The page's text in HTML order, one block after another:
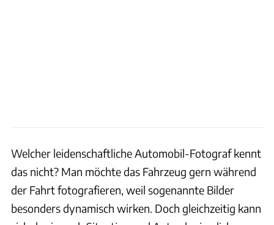
Welcher leidenschaftliche Automobil-Fotograf kennt
das nicht? Man möchte das Fahrzeug gern während
der Fahrt fotografieren, weil sogenannte Bilder
besonders dynamisch wirken. Doch gleichzeitig kann